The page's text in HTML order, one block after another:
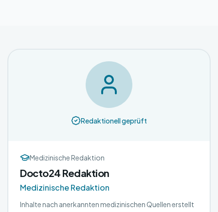
Redaktionell geprüft
Medizinische Redaktion
Docto24 Redaktion
Medizinische Redaktion
Inhalte nach anerkannten medizinischen Quellen erstellt